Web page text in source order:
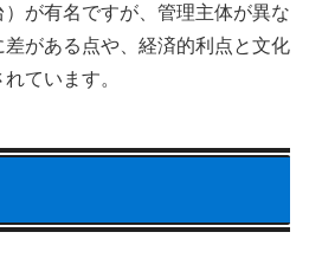
が有名ですが、管理主体が異な
がある点や、経済的利点と文化
ています。